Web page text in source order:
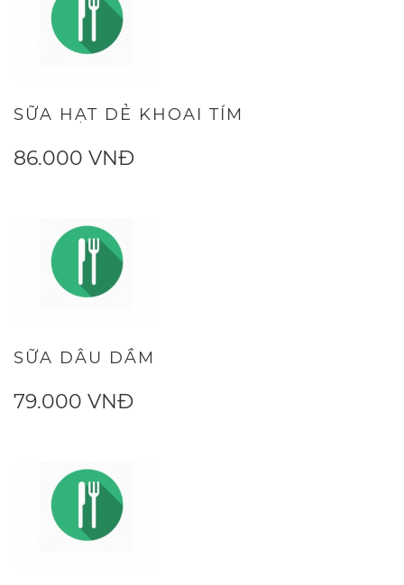
SỮA HẠT DẺ KHOAI TÍM
86.000 VNĐ
SỮA DÂU DẦM
79.000 VNĐ